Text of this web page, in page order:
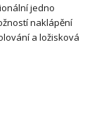
jedno
naklápění
a ložisková